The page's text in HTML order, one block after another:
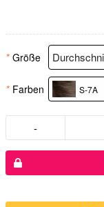
* Größe
* Farben S-7A
-